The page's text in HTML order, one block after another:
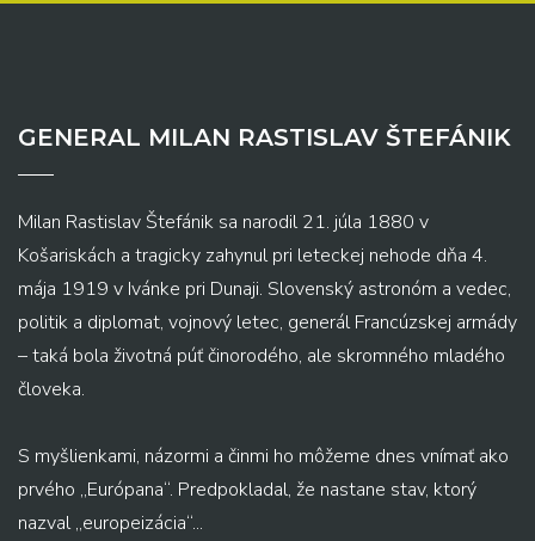
GENERAL MILAN RASTISLAV ŠTEFÁNIK
Milan Rastislav Štefánik sa narodil 21. júla 1880 v
Košariskách a tragicky zahynul pri leteckej nehode dňa 4.
mája 1919 v Ivánke pri Dunaji. Slovenský astronóm a vedec,
politik a diplomat, vojnový letec, generál Francúzskej armády
– taká bola životná púť činorodého, ale skromného mladého
človeka.
S myšlienkami, názormi a činmi ho môžeme dnes vnímať ako
prvého „Európana“. Predpokladal, že nastane stav, ktorý
nazval „europeizácia“...